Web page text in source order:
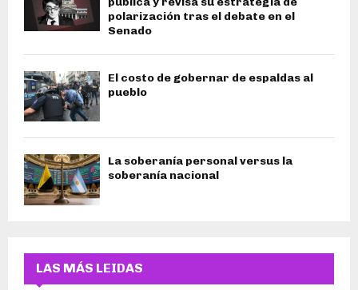
polarización tras el debate en el
Senado
El costo de gobernar de espaldas al
pueblo
La soberanía personal versus la
soberanía nacional
LAS MÁS LEIDAS